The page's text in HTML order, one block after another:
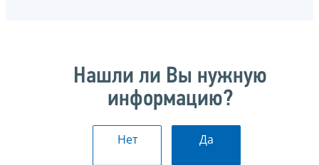
Нашли ли Вы нужную
информацию?
Нет Да